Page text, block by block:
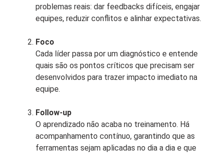
problemas reais: dar feedbacks difíceis, engajar
equipes, reduzir conflitos e alinhar expectativas.
Foco
Cada líder passa por um diagnóstico e entende
quais são os pontos críticos que precisam ser
desenvolvidos para trazer impacto imediato na
equipe.
Follow-up
O aprendizado não acaba no treinamento. Há
acompanhamento contínuo, garantindo que as
ferramentas sejam aplicadas no dia a dia e que